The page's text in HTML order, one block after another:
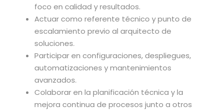
foco en calidad y resultados.
Actuar como referente técnico y punto de
escalamiento previo al arquitecto de
soluciones.
Participar en configuraciones, despliegues,
automatizaciones y mantenimientos
avanzados.
Colaborar en la planificación técnica y la
mejora continua de procesos junto a otros